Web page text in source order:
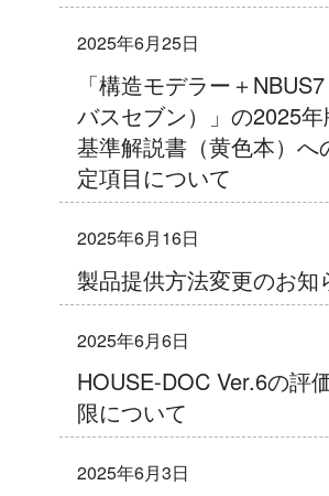
2025年6月25日
「構造モデラー＋
バスセブン）」の2025
基準解説書（黄色本）へ
定項目について
2025年6月16日
製品提供方法変更のお知
2025年6月6日
HOUSE-DOC Ver.6の評
限について
2025年6月3日